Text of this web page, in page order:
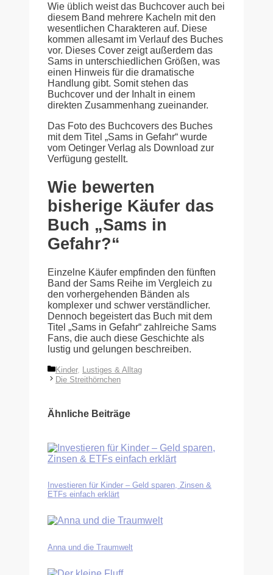
Wie üblich weist das Buchcover auch bei
diesem Band mehrere Kacheln mit den
wesentlichen Charakteren auf. Diese
kommen allesamt im Verlauf des Buches
vor. Dieses Cover zeigt außerdem das
Sams in unterschiedlichen Größen, was
einen Hinweis für die dramatische
Handlung gibt. Somit stehen das
Buchcover und der Inhalt in einem
direkten Zusammenhang zueinander.
Das Foto des Buchcovers des Buches
mit dem Titel „Sams in Gefahr“ wurde
vom Oetinger Verlag als Download zur
Verfügung gestellt.
Wie bewerten
bisherige Käufer das
Buch „Sams in
Gefahr?“
Einzelne Käufer empfinden den fünften
Band der Sams Reihe im Vergleich zu
den vorhergehenden Bänden als
komplexer und schwer verständlicher.
Dennoch begeistert das Buch mit dem
Titel „Sams in Gefahr“ zahlreiche Sams
Fans, die auch diese Geschichte als
lustig und gelungen beschreiben.
Kategorien
Kinder, Lustiges & Alltag
Die Streithörnchen
Ähnliche Beiträge
Investieren für Kinder – Geld sparen, Zinsen &
ETFs einfach erklärt
Anna und die Traumwelt